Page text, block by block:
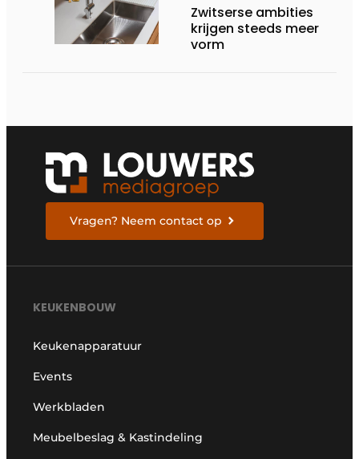
Zwitserse ambities
krijgen steeds meer
vorm
Vragen? Neem contact op
KEUKENBOUW
Keukenapparatuur
Events
Werkbladen
Meubelbeslag & Kastindeling